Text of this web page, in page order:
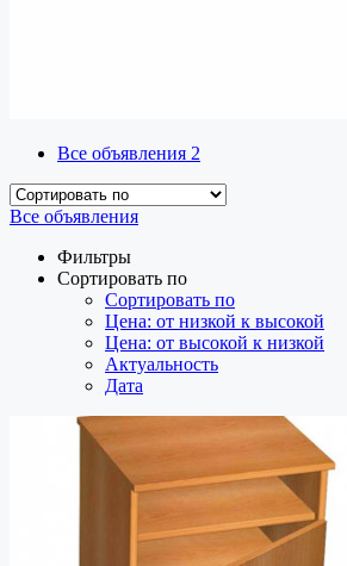
Все объявления 2
Все объявления
Фильтры
Сортировать по
Сортировать по
Цена: от низкой к высокой
Цена: от высокой к низкой
Актуальность
Дата